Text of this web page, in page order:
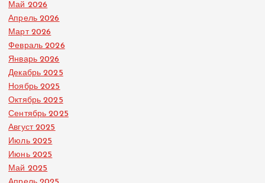
Май 2026
Апрель 2026
Март 2026
Февраль 2026
Январь 2026
Декабрь 2025
Ноябрь 2025
Октябрь 2025
Сентябрь 2025
Август 2025
Июль 2025
Июнь 2025
Май 2025